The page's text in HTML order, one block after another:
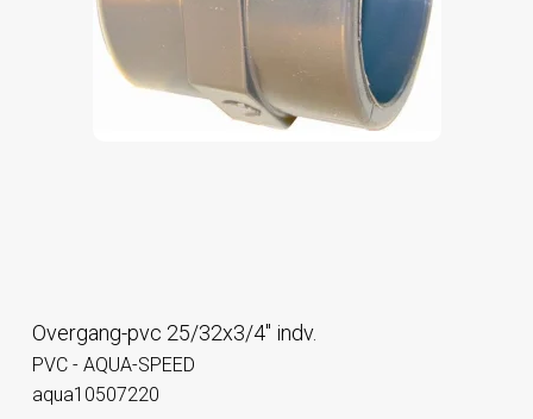
Overgang-pvc 25/32x3/4" indv.
PVC - AQUA-SPEED
aqua10507220